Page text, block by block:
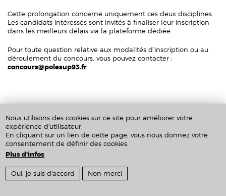
Cette prolongation concerne uniquement ces deux disciplines.
Les candidats intéressés sont invités à finaliser leur inscription
dans les meilleurs délais via la plateforme dédiée.
Pour toute question relative aux modalités d’inscription ou au
déroulement du concours, vous pouvez contacter :
concours@polesup93.fr
Crédits & Mentions Légales
Nous utilisons des cookies sur ce site pour améliorer votre
expérience d'utilisateur.
En cliquant sur un lien de cette page, vous nous donnez votre
consentement de définir des cookies.
Plus d'infos
Oui, je suis d'accord Non merci